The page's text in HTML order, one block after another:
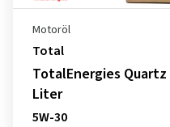
Motoröl
Total
TotalEnergies
Liter
5W-30